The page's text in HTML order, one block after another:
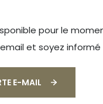
pour le
et soyez
E-MAIL